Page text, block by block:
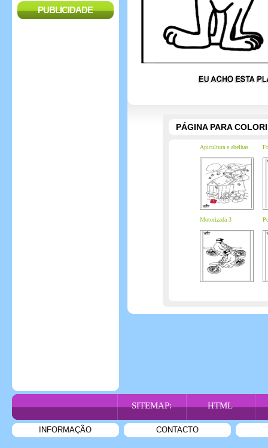
PUBLICIDADE
PÁGINA PARA
Apicultura e abelhas
Motorizada 3
SITEMAP: HTML
INFORMAÇÃO CONTACTO